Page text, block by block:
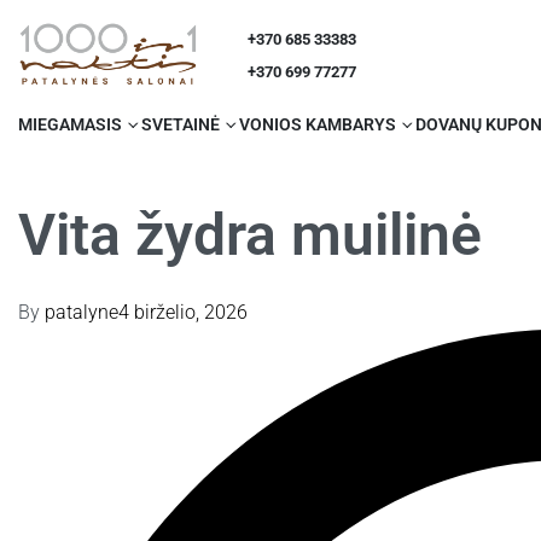
+370 685 33383
+370 699 77277
MIEGAMASIS SVETAINĖ VONIOS KAMBARYS DOVANŲ
Vita žydra muilinė
By patalyne4 birželio, 2026